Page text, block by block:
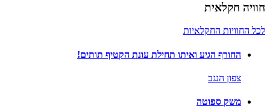
חוויה חקלאית
לכל החוויות החקלאיות
החורף הגיע ואיתו תחילת עונת הקטיף תותים!
צפון הנגב
משק ספוטה